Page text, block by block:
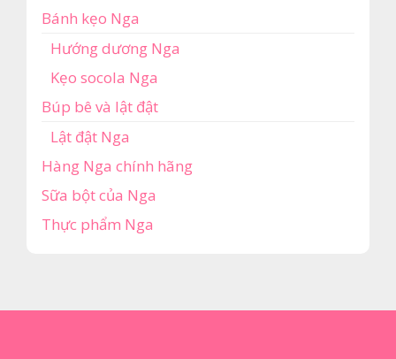
Bánh kẹo Nga
Hướng dương Nga
Kẹo socola Nga
Búp bê và lật đật
Lật đật Nga
Hàng Nga chính hãng
Sữa bột của Nga
Thực phẩm Nga